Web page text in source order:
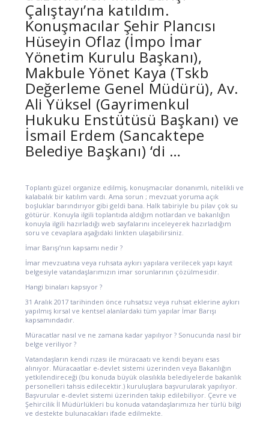
Çalıştayı’na katıldım.
Konuşmacılar Şehir Plancısı
Hüseyin Oflaz (İmpo İmar
Yönetim Kurulu Başkanı),
Makbule Yönet Kaya (Tskb
Değerleme Genel Müdürü), Av.
Ali Yüksel (Gayrimenkul
Hukuku Enstütüsü Başkanı) ve
İsmail Erdem (Sancaktepe
Belediye Başkanı) ‘di …
Toplantı güzel organize edilmiş, konuşmacılar donanımlı, nitelikli ve
kalabalık bir katılım vardı. Ama sorun ; mevzuat yoruma açık
boşluklar barındırıyor gibi geldi bana. Halk tabiriyle bu pilav çok su
götürür. Konuyla ilgili toplantıda aldığım notlardan ve bakanlığın
konuyla ilgili hazırladığı web sayfalarını inceleyerek hazırladığım
soru ve cevaplara aşağıdaki linkten ulaşabilirsiniz.
İmar Barışı’nın kapsamı nedir ?
İmar mevzuatına veya ruhsata aykırı yapılara verilecek yapı kayıt
belgesiyle vatandaşlarımızın imar sorunlarının çözülmesidir.
Hangi binaları kapsıyor ?
31 Aralık 2017 tarihinden önce ruhsatsız veya ruhsat eklerine aykırı
yapılmış kırsal ve kentsel alanlardaki tüm yapılar İmar Barışı
kapsamındadır.
Müracatlar nasıl ve ne zamana kadar yapılıyor ? Sonucunda nasıl bir
belge veriliyor ?
Vatandaşların kendi rızası ile müracaatı ve kendi beyanı esas
alınıyor. Müracaatlar e-devlet sistemi üzerinden veya Bakanlığın
yetkilendireceği (bu konuda büyük olasılıkla belediyelerde bakanlık
personelleri tahsis edilecektir.) kuruluşlara başvurularak yapılıyor.
Başvurular e-devlet sistemi üzerinden takip edilebiliyor. Çevre ve
Şehircilik İl Müdürlükleri bu konuda vatandaşlarımıza her türlü bilgi
ve destekte bulunacakları ifade edilmekte.